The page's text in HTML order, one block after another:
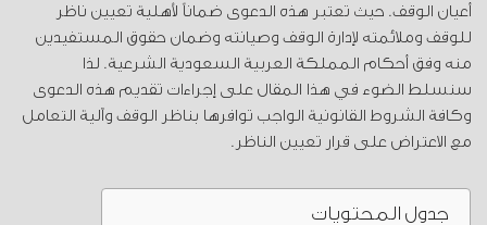
أعيان الوقف. حيث تعتبر هذه الدعوى ضماناً لأهلية تعيين ناظر
للوقف وملائمته لإدارة الوقف وصيانته وضمان حقوق المستفيدين
منه وفق أحكام المملكة العربية السعودية الشرعية. لذا
سنسلط الضوء في هذا المقال على إجراءات تقديم هذه الدعوى
وكافة الشروط القانونية الواجب توافرها بناظر الوقف وآلية التعامل
مع الاعتراض على قرار تعيين الناظر.
جدول المحتويات